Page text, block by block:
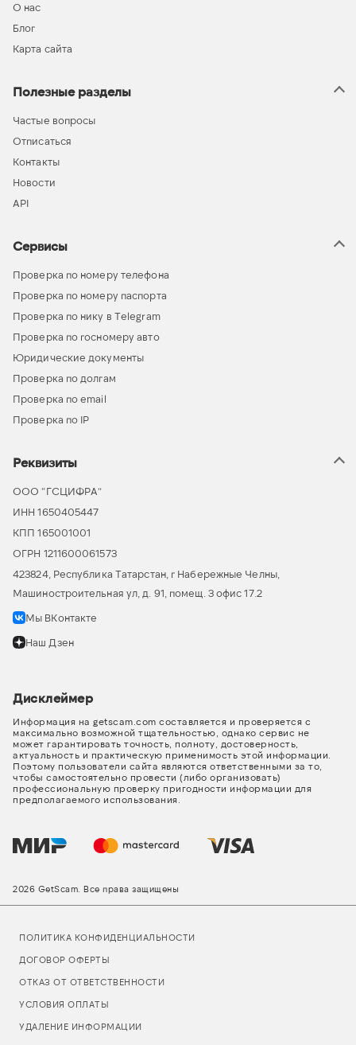
О нас
Блог
Карта сайта
Полезные разделы
Частые вопросы
Отписаться
Контакты
Новости
API
Сервисы
Проверка по номеру телефона
Проверка по номеру паспорта
Проверка по нику в Telegram
Проверка по госномеру авто
Юридические документы
Проверка по долгам
Проверка по email
Проверка по IP
Реквизиты
ООО “ГСЦИФРА”
ИНН 1650405447
КПП 165001001
ОГРН 1211600061573
423824, Республика Татарстан, г Набережные Челны,
Машиностроительная ул, д. 91, помещ. 3 офис 17.2
Мы ВКонтакте
Наш Дзен
Дисклеймер
Информация на getscam.com составляется и проверяется с
максимально возможной тщательностью, однако сервис не
может гарантировать точность, полноту, достоверность,
актуальность и практическую применимость этой информации.
Поэтому пользователи сайта являются ответственными за то,
чтобы самостоятельно провести (либо организовать)
профессиональную проверку пригодности информации для
предполагаемого использования.
2026 GetScam. Все права защищены
ПОЛИТИКА КОНФИДЕНЦИАЛЬНОСТИ
ДОГОВОР ОФЕРТЫ
ОТКАЗ ОТ ОТВЕТСТВЕННОСТИ
УСЛОВИЯ ОПЛАТЫ
УДАЛЕНИЕ ИНФОРМАЦИИ